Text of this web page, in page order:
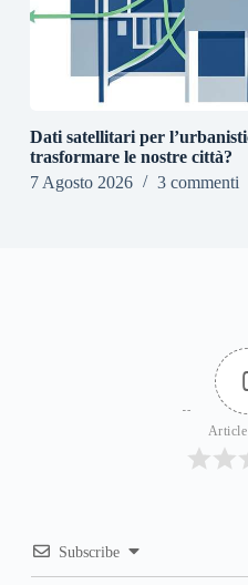
Dati satellitari per
trasformare le nostre città?
7 Agosto 2026
3 commenti
Subscribe